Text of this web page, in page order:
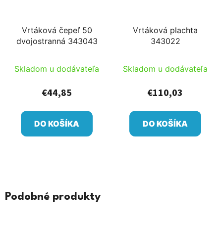
Vrtáková čepeľ 50
dvojostranná 343043
Skladom u dodávateľa
€44,85
DO KOŠÍKA
Vrtáková plachta
343022
Skladom u dodávateľa
€110,03
DO KOŠÍKA
Podobné produkty